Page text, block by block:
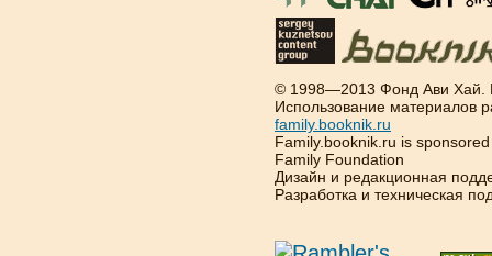
© 1998—2013 Фонд Ави Хай.
Использование материалов
family.booknik.ru
Family.booknik.ru is
Family Foundation
Дизайн и редакционная
Разработка и техническая